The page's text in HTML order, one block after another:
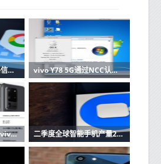
vivo V29 Pro关键规格信息曝光 或于今年6月份发布 vivo Y78 5G通过NCC认证 配备5000mAh电池+44W快充
因W117 紫光展锐荣获vivo颁发的“2022最佳创新奖” 二季度全球智能手机产量2.7亿支 传音挤下vivo跻身前五